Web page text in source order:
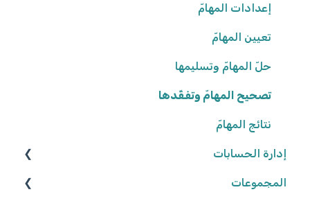
شروط وأحكام
إعدادات المدرسة
إعدادات المهامّ
تعيين المهامّ
حلّ المهامّ وتسليمها
تصحيح المهامّ وتفقّدها
نتائج المهامّ
إدارة الحسابات
المعلّمون/ـات
المجموعات